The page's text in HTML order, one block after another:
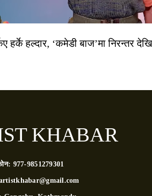
हर्के हल्दार, ‘कमेडी बाज’मा निरन्तर
KHABAR
977-9851279301